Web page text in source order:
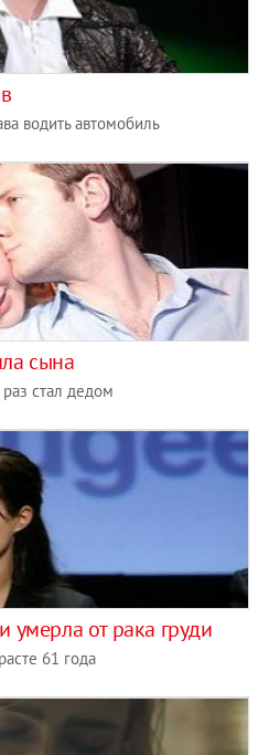
водить автомобиль
сына
стал дедом
от рака груди
61 года